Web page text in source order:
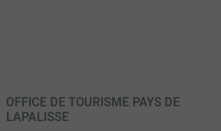
OFFICE DE TOURISME PAYS DE
LAPALISSE